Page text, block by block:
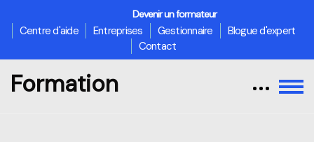
Devenir un formateur
Centre d'aide Entreprises Gestionnaire
Blogue d'expert
Contact
Formation